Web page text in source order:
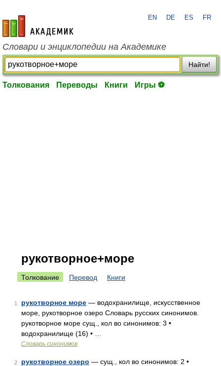
academic.ru
EN DE ES FR
Словари и энциклопедии на Академике
Найти!
Толкования Переводы Книги Игры ⚽
рукотворное+море
Толкование Перевод Книги
1 рукотворное море — водохранилище, искусственное
море, рукотворное озеро Словарь русских синонимов.
рукотворное море сущ., кол во синонимов: 3 •
водохранилище (16) • …
Словарь синонимов
2 рукотворное озеро — сущ., кол во синонимов: 2 •